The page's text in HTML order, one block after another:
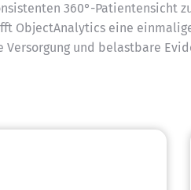
360°-Patientensicht
ObjectAnalytics eine
und belastbare